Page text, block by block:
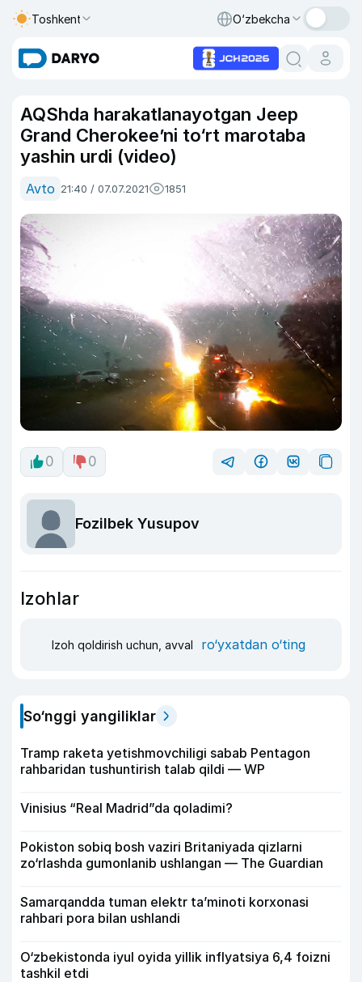
Toshkent O‘zbekcha
AQShda harakatlanayotgan Jeep
Grand Cherokee’ni to‘rt marotaba
yashin urdi (video)
Avto 21:40 / 07.07.2021 1851
0 0
Fozilbek Yusupov
Izohlar
Izoh qoldirish uchun, avval ro‘yxatdan o‘ting
So‘nggi yangiliklar
Tramp raketa yetishmovchiligi sabab Pentagon
rahbaridan tushuntirish talab qildi — WP
Vinisius “Real Madrid”da qoladimi?
Pokiston sobiq bosh vaziri Britaniyada qizlarni
zo‘rlashda gumonlanib ushlangan — The Guardian
Samarqandda tuman elektr ta’minoti korxonasi
rahbari pora bilan ushlandi
O‘zbekistonda iyul oyida yillik inflyatsiya 6,4 foizni
tashkil etdi